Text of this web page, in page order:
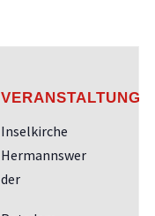
Inselkirche
Hermannswer
der